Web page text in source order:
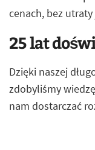
cenach, bez
25 lat
Dzięki naszej
zdobyliśmy
nam dostarczać